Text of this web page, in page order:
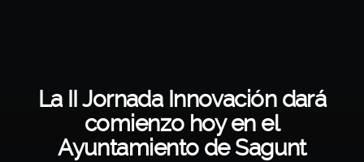
La II Jornada Innovación dará
comienzo hoy en el
Ayuntamiento de Sagunt